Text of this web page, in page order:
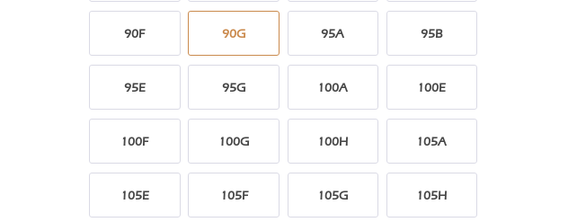
90F 90G 95A 95B
95E 95G 100A 100E
100F 100G 100H 105A
105E 105F 105G 105H